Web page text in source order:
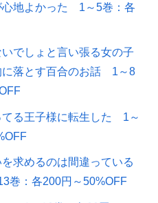
心地よかった 1～5巻：各
でしょと言い張る女の子
に落とす百合のお話 1～8
てる王子様に転生した 1～
求めるのは間違っている
巻：各200円～50%OFF